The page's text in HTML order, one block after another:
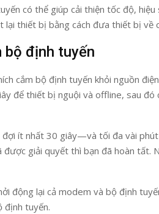
có thể giúp cải thiện tốc độ,
lại thiết bị bằng cách đưa thiết bị về
bộ định tuyến
cắm bộ định tuyến khỏi nguồn
để thiết bị nguội và offline, sau đó
đợi ít nhất 30 giây—và tối đa vài
giải quyết thì bạn đã hoàn tất.
động lại cả modem và bộ định
định tuyến.